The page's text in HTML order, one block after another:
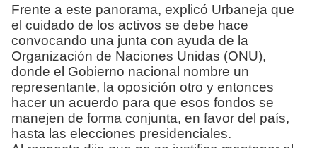
Frente a este panorama, explicó Urbaneja que
el cuidado de los activos se debe hace
convocando una junta con ayuda de la
Organización de Naciones Unidas (ONU),
donde el Gobierno nacional nombre un
representante, la oposición otro y entonces
hacer un acuerdo para que esos fondos se
manejen de forma conjunta, en favor del país,
hasta las elecciones presidenciales.